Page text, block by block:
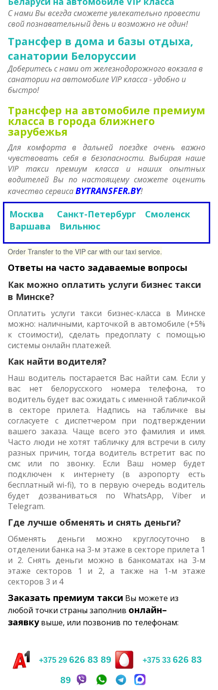
С нами Вы всегда сможете увлекательно провести
свой познавательный день и возможно не один!
Трансфер в дома и базы отдыха,
санатории Белоруссии
Доберитесь с нами от железнодорожного вокзала в
санатории на автомобиле VIP класса - удобно и
быстро!
Трансфер на автомобиле премиум
класса в города ближнего
зарубежья
Для комфорта в дальней поездке очень важно
чувствовать себя в безопасности. Выбирая наше
VIP такси премиум класса и наших опытных
водителей Вы по настоящему сможете оценить
качество сервисаBYTRANSFER.BY!
Москва Санкт-Петербург
Смоленск
Варшава
Вильнюс
Order Transfer to the VIP car with our taxi service.
Ответы на часто задаваемые вопросы
Как можно оплатить услуги бизнес такси
в Минске?
Оплатить услуги такси бизнес-класса в Минске
можно: наличными, карточкой в автомобиле (+5%
к стоимости), сделать предоплату с помощью
системы онлайн платежей.
Как найти водителя?
Наш водитель постарается Вас найти сам. Если у
вас нет белорусского номера телефона, то
водитель будет вас ожидать с именной табличкой
в секторе прилета. Надпись на табличке вы
согласуете с диспетчером при подтверждении
вашего заказа. Чаще всего это фамилия и имя.
Часто люди не хотят табличку для встречи в силу
разных причин, тогда водитель встретит вас по
смс или по звонку. Если Ваш номер будет
подключен к интернету (в аэропорту есть
бесплатный wi-fi), то в первую очередь водитель
будет дозваниваться по WhatsApp, Viber и
Telegram.
Где лучше обменять и снять деньги?
Обменять деньги можно круглосуточно в
отделении банка на 3-м этаже в секторе прилета 1
и 2. Снять деньги можно в банкоматах на 3-м
этаже секторов 1 и 2, а также на 1-м этаже
секторов 3 и 4
Заказать премиум такси Вы можете из
любой точки страны заполнив онлайн–
заявкувыше, или позвонив по телефонам:
+375 29 626 83 89 +375 33 626 83
89